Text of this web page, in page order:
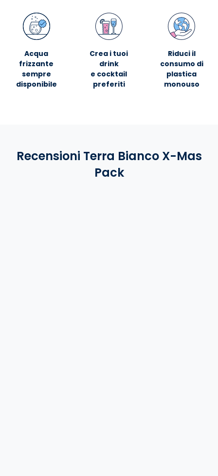
Acqua
frizzante
sempre
disponibile
Crea i tuoi
drink
e cocktail
preferiti
Riduci il
consumo di
plastica
monouso
Recensioni Terra Bianco X-Mas
Pack